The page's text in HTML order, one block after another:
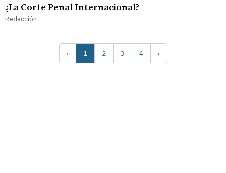
¿La Corte Penal Internacional?
Redacción
‹ 1 2 3 4 ›